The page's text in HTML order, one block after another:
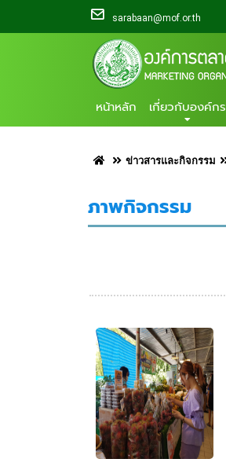
sarabaan@mof.or.th
หน้าหลัก เกี่ยวกับองค์กร
ข่าวสารและกิจกรรม
ภาพกิจกรรม